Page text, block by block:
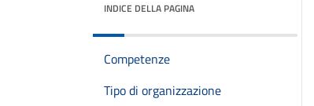
INDICE DELLA PAGINA
Competenze
Tipo di organizzazione